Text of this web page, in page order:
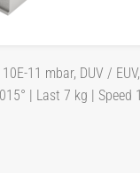
11 mbar, DUV /
| Last 7 kg | Speed